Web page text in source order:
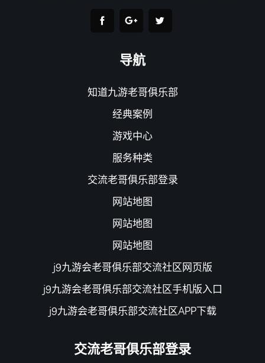
导航
知道九游老哥俱乐部
经典案例
游戏中心
服务种类
交流老哥俱乐部登录
网站地图
网站地图
网站地图
j9九游会老哥俱乐部交流社区网页版
j9九游会老哥俱乐部交流社区手机版入口
j9九游会老哥俱乐部交流社区APP下载
交流老哥俱乐部登录